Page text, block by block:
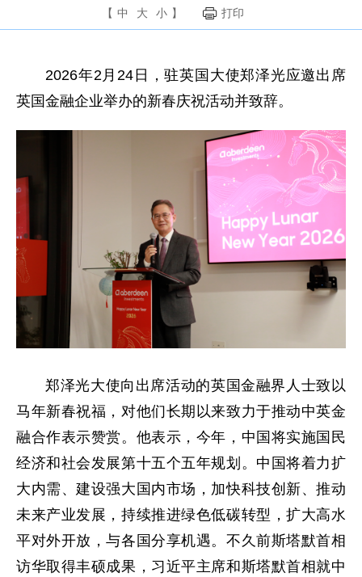
【 中 大 小 】 打印
2026年2月24日，驻英国大使郑泽光应邀出席
英国金融企业举办的新春庆祝活动并致辞。
郑泽光大使向出席活动的英国金融界人士致以
马年新春祝福，对他们长期以来致力于推动中英金
融合作表示赞赏。他表示，今年，中国将实施国民
经济和社会发展第十五个五年规划。中国将着力扩
大内需、建设强大国内市场，加快科技创新、推动
未来产业发展，持续推进绿色低碳转型，扩大高水
平对外开放，与各国分享机遇。不久前斯塔默首相
访华取得丰硕成果，习近平主席和斯塔默首相就中